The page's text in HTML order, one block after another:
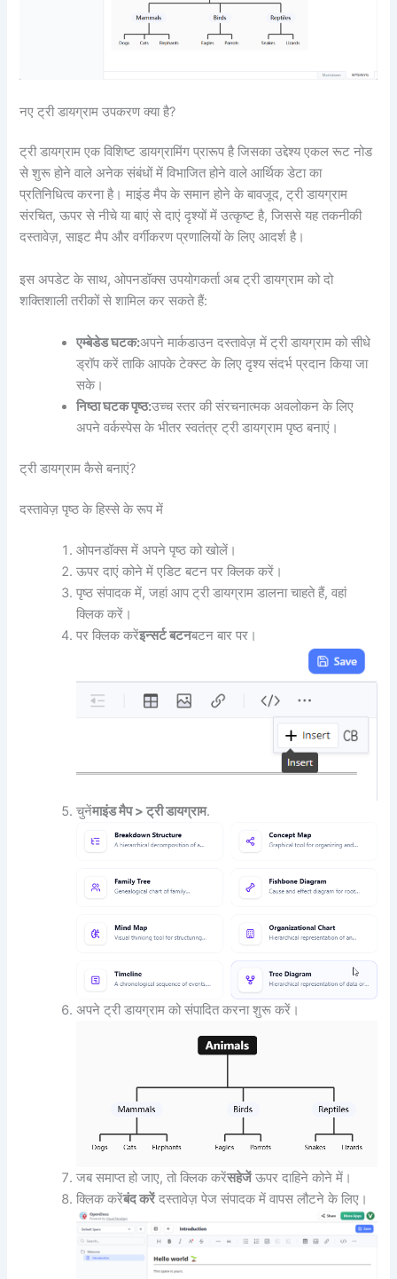
नए ट्री डायग्राम उपकरण क्या है?
ट्री डायग्राम एक विशिष्ट डायग्रामिंग प्रारूप है जिसका उद्देश्य एकल रूट नोड
से शुरू होने वाले अनेक संबंधों में विभाजित होने वाले आर्थिक डेटा का
प्रतिनिधित्व करना है। माइंड मैप के समान होने के बावजूद, ट्री डायग्राम
संरचित, ऊपर से नीचे या बाएं से दाएं दृश्यों में उत्कृष्ट है, जिससे यह तकनीकी
दस्तावेज़, साइट मैप और वर्गीकरण प्रणालियों के लिए आदर्श है।
इस अपडेट के साथ, ओपनडॉक्स उपयोगकर्ता अब ट्री डायग्राम को दो
शक्तिशाली तरीकों से शामिल कर सकते हैं:
एम्बेडेड घटक:अपने मार्कडाउन दस्तावेज़ में ट्री डायग्राम को सीधे
ड्रॉप करें ताकि आपके टेक्स्ट के लिए दृश्य संदर्भ प्रदान किया जा
सके।
निष्ठा घटक पृष्ठ:उच्च स्तर की संरचनात्मक अवलोकन के लिए
अपने वर्कस्पेस के भीतर स्वतंत्र ट्री डायग्राम पृष्ठ बनाएं।
ट्री डायग्राम कैसे बनाएं?
दस्तावेज़ पृष्ठ के हिस्से के रूप में
ओपनडॉक्स में अपने पृष्ठ को खोलें।
ऊपर दाएं कोने में एडिट बटन पर क्लिक करें।
पृष्ठ संपादक में, जहां आप ट्री डायग्राम डालना चाहते हैं, वहां
क्लिक करें।
पर क्लिक करेंइन्सर्ट बटनबटन बार पर।
चुनेंमाइंड मैप > ट्री डायग्राम.
अपने ट्री डायग्राम को संपादित करना शुरू करें।
जब समाप्त हो जाए, तो क्लिक करेंसहेजेंऊपर दाहिने कोने में।
क्लिक करेंबंद करेंदस्तावेज़ पेज संपादक में वापस लौटने के लिए।